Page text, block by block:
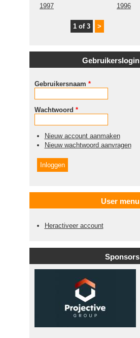
1997
1996
1 of 3 >
Gebruikerslogin
Gebruikersnaam *
Wachtwoord *
Nieuw account aanmaken
Nieuw wachtwoord aanvragen
User menu
Heractiveer account
Sponsors